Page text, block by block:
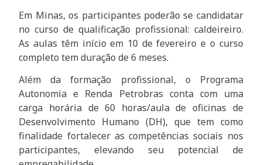
Em Minas, os participantes poderão se candidatar
no curso de qualificação profissional: caldeireiro.
As aulas têm início em 10 de fevereiro e o curso
completo tem duração de 6 meses.
Além da formação profissional, o Programa
Autonomia e Renda Petrobras conta com uma
carga horária de 60 horas/aula de oficinas de
Desenvolvimento Humano (DH), que tem como
finalidade fortalecer as competências sociais nos
participantes, elevando seu potencial de